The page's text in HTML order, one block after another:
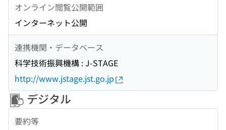
オンライン閲覧公開範囲
インターネット公開
連携機関・データベース
科学技術振興機構 : J-STAGE
http://www.jstage.jst.go.jp
デジタル
要約等